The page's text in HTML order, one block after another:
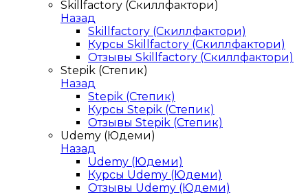
Skillfactory (Скиллфактори)
Назад
Skillfactory (Скиллфактори)
Курсы Skillfactory (Скиллфактори)
Отзывы Skillfactory (Скиллфактори)
Stepik (Степик)
Назад
Stepik (Степик)
Курсы Stepik (Степик)
Отзывы Stepik (Степик)
Udemy (Юдеми)
Назад
Udemy (Юдеми)
Курсы Udemy (Юдеми)
Отзывы Udemy (Юдеми)